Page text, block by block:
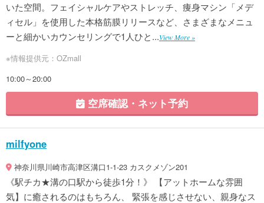
いた空間。フェイシャルケアやストレッチ、痩身マシン「メデ
ィセル」を使用した本格筋膜リリースなど、さまざまなメニュ
ーと細かいカウンセリングで1人ひと...View More »
※情報提供元：OZmall
10:00～20:00
空席確認・ネット予約
milfyone
神奈川県川崎市高津区溝口1-1-23 カスクメゾン201
《駅チカ★溝の口駅から徒歩1分！》 【アットホームな雰囲
気】に癒されるのはもちろん、 緊張を感じさせない、親身なス